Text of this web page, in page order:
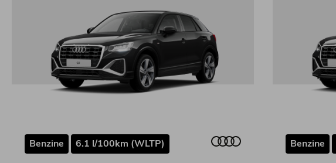
Benzine 6.1 l/100km (WLTP) Benzine